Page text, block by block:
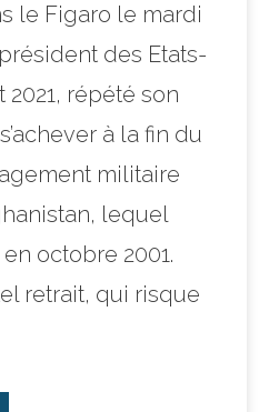
le Figaro le mardi
des Etats-
répété son
à la fin du
militaire
lequel
octobre 2001.
retrait, qui risque